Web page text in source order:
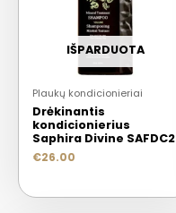
IŠPARDUOTA
Plaukų kondicionieriai
Drėkinantis
kondicionierius
Saphira Divine SAFDC2
€26.00